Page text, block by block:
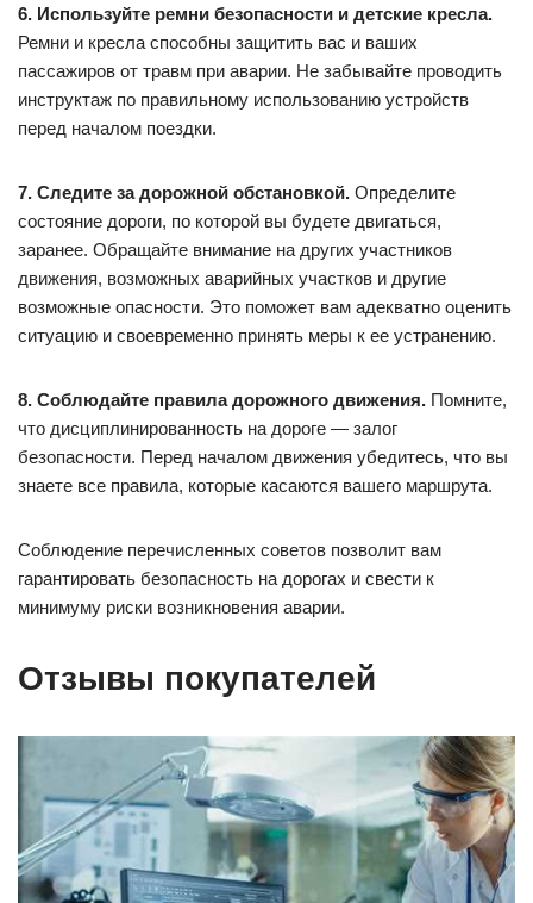
6. Используйте ремни безопасности и детские кресла.
Ремни и кресла способны защитить вас и ваших
пассажиров от травм при аварии. Не забывайте проводить
инструктаж по правильному использованию устройств
перед началом поездки.
7. Следите за дорожной обстановкой. Определите
состояние дороги, по которой вы будете двигаться,
заранее. Обращайте внимание на других участников
движения, возможных аварийных участков и другие
возможные опасности. Это поможет вам адекватно оценить
ситуацию и своевременно принять меры к ее устранению.
8. Соблюдайте правила дорожного движения. Помните,
что дисциплинированность на дороге — залог
безопасности. Перед началом движения убедитесь, что вы
знаете все правила, которые касаются вашего маршрута.
Соблюдение перечисленных советов позволит вам
гарантировать безопасность на дорогах и свести к
минимуму риски возникновения аварии.
Отзывы покупателей